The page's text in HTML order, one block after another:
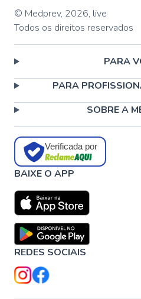
© Medprev, 2026, live
Todos os direitos reservados
PARA
PARA
SOBRE A
Verificada por
BAIXE O APP
REDES SOCIAIS